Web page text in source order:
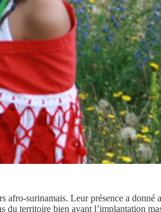
afro-surinamais. Leur présence a donné
du territoire bien avant l’implantation